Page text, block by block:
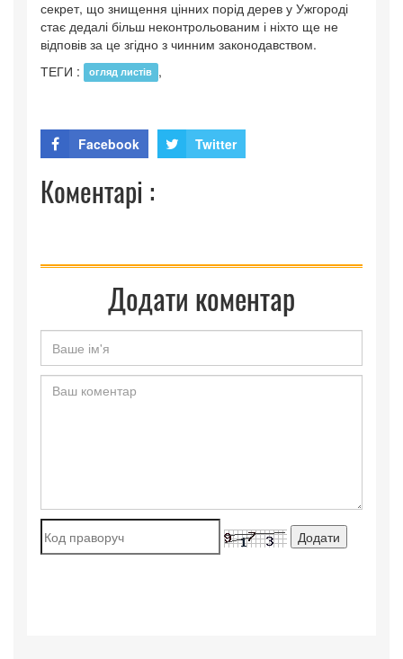
секрет, що знищення цінних порід дерев у Ужгороді
стає дедалі більш неконтрольованим і ніхто ще не
відповів за це згідно з чинним законодавством.
ТЕГИ :
огляд листів ,
Facebook Twitter
Коментарі :
Додати коментар